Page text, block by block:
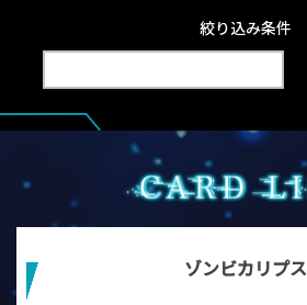
絞り込み条件
ゾンビカリプス